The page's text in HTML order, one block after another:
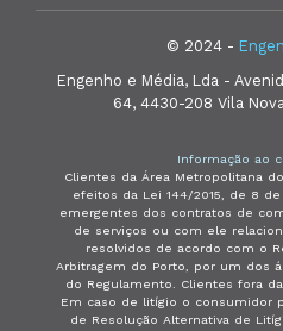
© 2024 -
Engenho e Média, Lda -
64, 4430-208 Vila
Informação ao
Clientes da Área Metropolitana
efeitos da Lei 144/2015, de 8
emergentes dos contratos de
de serviços ou com ele
resolvidos de acordo com o
Arbitragem do Porto, por um dos
do Regulamento. Clientes fora
Em caso de litígio o consumidor
de Resolução Alternativa de